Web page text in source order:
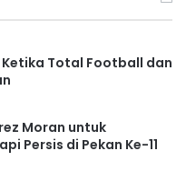
Ketika Total Football dan
Moran untuk
Persis di Pekan Ke-11